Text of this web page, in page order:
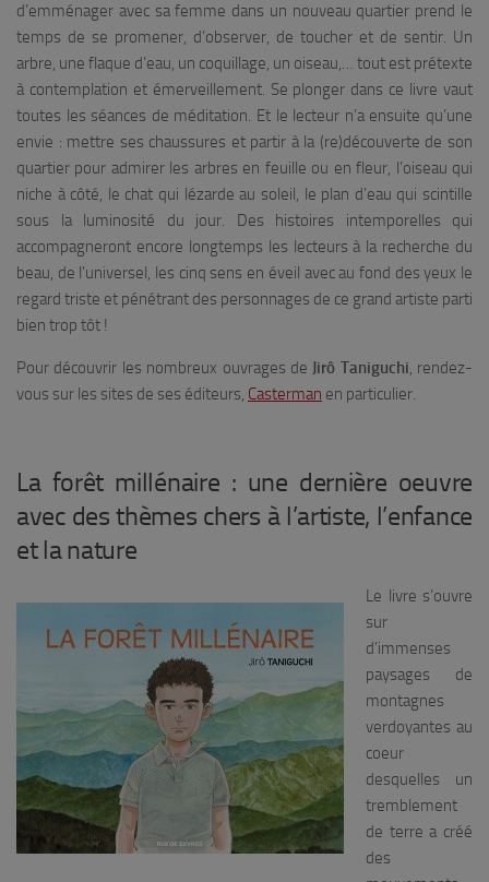
d’emménager avec sa femme dans un nouveau quartier prend le
temps de se promener, d’observer, de toucher et de sentir. Un
arbre, une flaque d’eau, un coquillage, un oiseau,… tout est prétexte
à contemplation et émerveillement. Se plonger dans ce livre vaut
toutes les séances de méditation. Et le lecteur n’a ensuite qu’une
envie : mettre ses chaussures et partir à la (re)découverte de son
quartier pour admirer les arbres en feuille ou en fleur, l’oiseau qui
niche à côté, le chat qui lézarde au soleil, le plan d’eau qui scintille
sous la luminosité du jour. Des histoires intemporelles qui
accompagneront encore longtemps les lecteurs à la recherche du
beau, de l’universel, les cinq sens en éveil avec au fond des yeux le
regard triste et pénétrant des personnages de ce grand artiste parti
bien trop tôt !
Pour découvrir les nombreux ouvrages de Jirô Taniguchi, rendez-
vous sur les sites de ses éditeurs, Casterman en particulier.
La forêt millénaire : une dernière oeuvre
avec des thèmes chers à l’artiste, l’enfance
et la nature
Le livre s’ouvre
sur
d’immenses
paysages de
montagnes
verdoyantes au
coeur
desquelles un
tremblement
de terre a créé
des